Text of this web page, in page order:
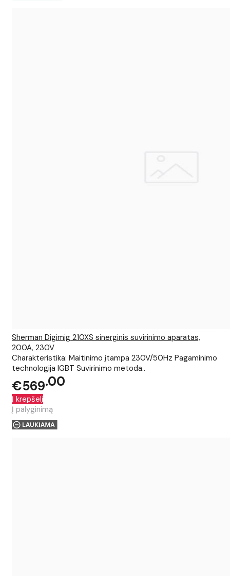
Sherman Digimig 210XS sinerginis suvirinimo aparatas,
200A, 230V
Charakteristika: Maitinimo įtampa 230V/50Hz Pagaminimo
technologija IGBT Suvirinimo metoda..
€569 00
Į krepšelį
Į palyginimą